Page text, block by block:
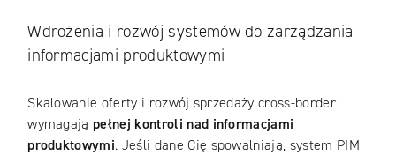
Wdrożenia i rozwój systemów do zarządzania
informacjami produktowymi
Skalowanie oferty i rozwój sprzedaży cross-border
wymagają pełnej kontroli nad informacjami
produktowymi. Jeśli dane Cię spowalniają, system PIM